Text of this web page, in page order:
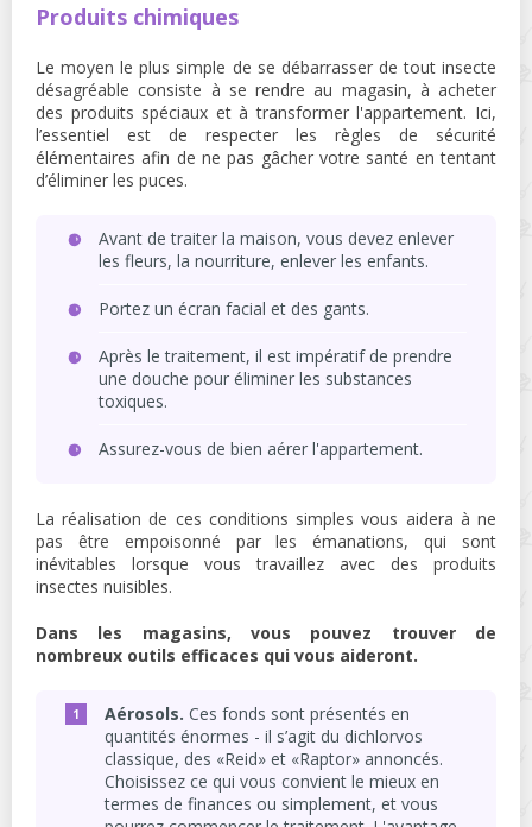
Produits chimiques
Le moyen le plus simple de se débarrasser de tout insecte
désagréable consiste à se rendre au magasin, à acheter
des produits spéciaux et à transformer l'appartement. Ici,
l’essentiel est de respecter les règles de sécurité
élémentaires afin de ne pas gâcher votre santé en tentant
d’éliminer les puces.
Avant de traiter la maison, vous devez enlever
les fleurs, la nourriture, enlever les enfants.
Portez un écran facial et des gants.
Après le traitement, il est impératif de prendre
une douche pour éliminer les substances
toxiques.
Assurez-vous de bien aérer l'appartement.
La réalisation de ces conditions simples vous aidera à ne
pas être empoisonné par les émanations, qui sont
inévitables lorsque vous travaillez avec des produits
insectes nuisibles.
Dans les magasins, vous pouvez trouver de
nombreux outils efficaces qui vous aideront.
Aérosols. Ces fonds sont présentés en
quantités énormes - il s’agit du dichlorvos
classique, des «Reid» et «Raptor» annoncés.
Choisissez ce qui vous convient le mieux en
termes de finances ou simplement, et vous